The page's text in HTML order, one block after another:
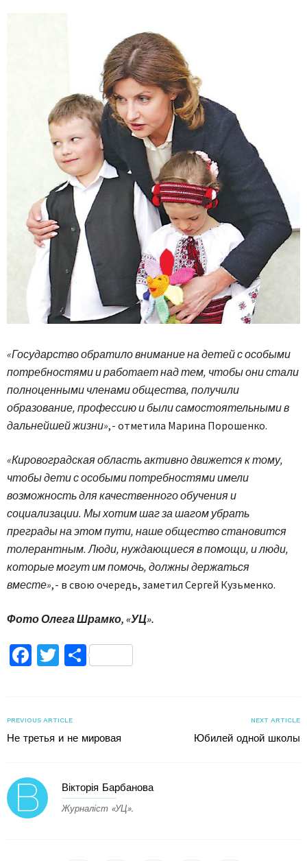
«Государство обратило внимание на детей с особыми
потребностями и работает над тем, чтобы они стали
полноценными членами общества, получили
образование, профессию и были самостоятельными в
дальнейшей жизни», - отметила Марина Порошенко.
«Кировоградская область активно движется к тому,
чтобы дети с особыми потребностями имели
возможность для качественного обучения и
социализации. Мы хотим шаг за шагом убрать
преграды на этом пути, наше общество становится
толерантным. Люди, нуждающиеся в помощи, и люди,
которые могут им помочь, должны держаться
вместе», - в свою очередь, заметил Сергей Кузьменко.
Фото Олега Шрамко, «УЦ».
Facebook
TwitterПоділитися
PREVIOUS ARTICLE
Не третья и не мировая
NEXT ARTICLE
Юбилей одной школы
Вікторія Барбанова
Журналіст «УЦ».